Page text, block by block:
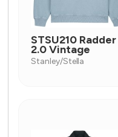
STSU210 Radder
2.0 Vintage
Stanley/Stella